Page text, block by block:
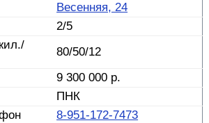
Весенняя, 24
2/5
80/50/12
9 300 000 р.
ПНК
8-951-172-7473